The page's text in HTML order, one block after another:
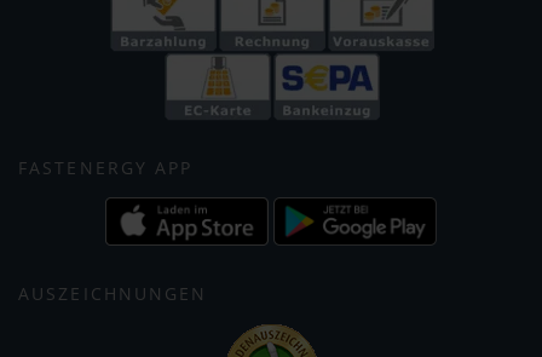
FASTENERGY APP
AUSZEICHNUNGEN